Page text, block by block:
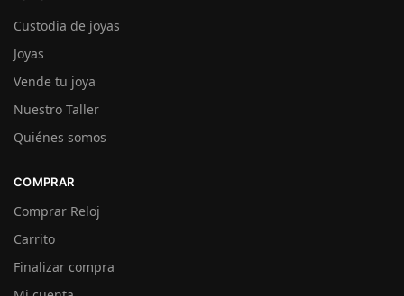
Custodia de joyas
Joyas
Vende tu joya
Nuestro Taller
Quiénes somos
COMPRAR
Comprar Reloj
Carrito
Finalizar compra